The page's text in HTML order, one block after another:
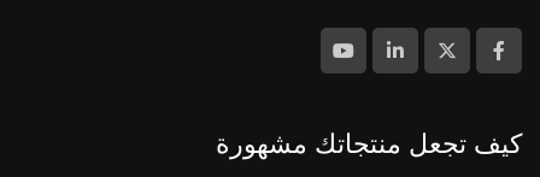
كيف تجعل منتجاتك مشهورة